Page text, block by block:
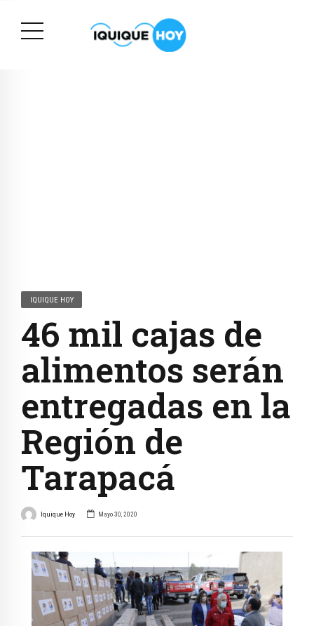
IQUIQUE HOY
46 mil cajas de
alimentos serán
entregadas en la
Región de
Tarapacá
Iquique Hoy Mayo 30, 2020